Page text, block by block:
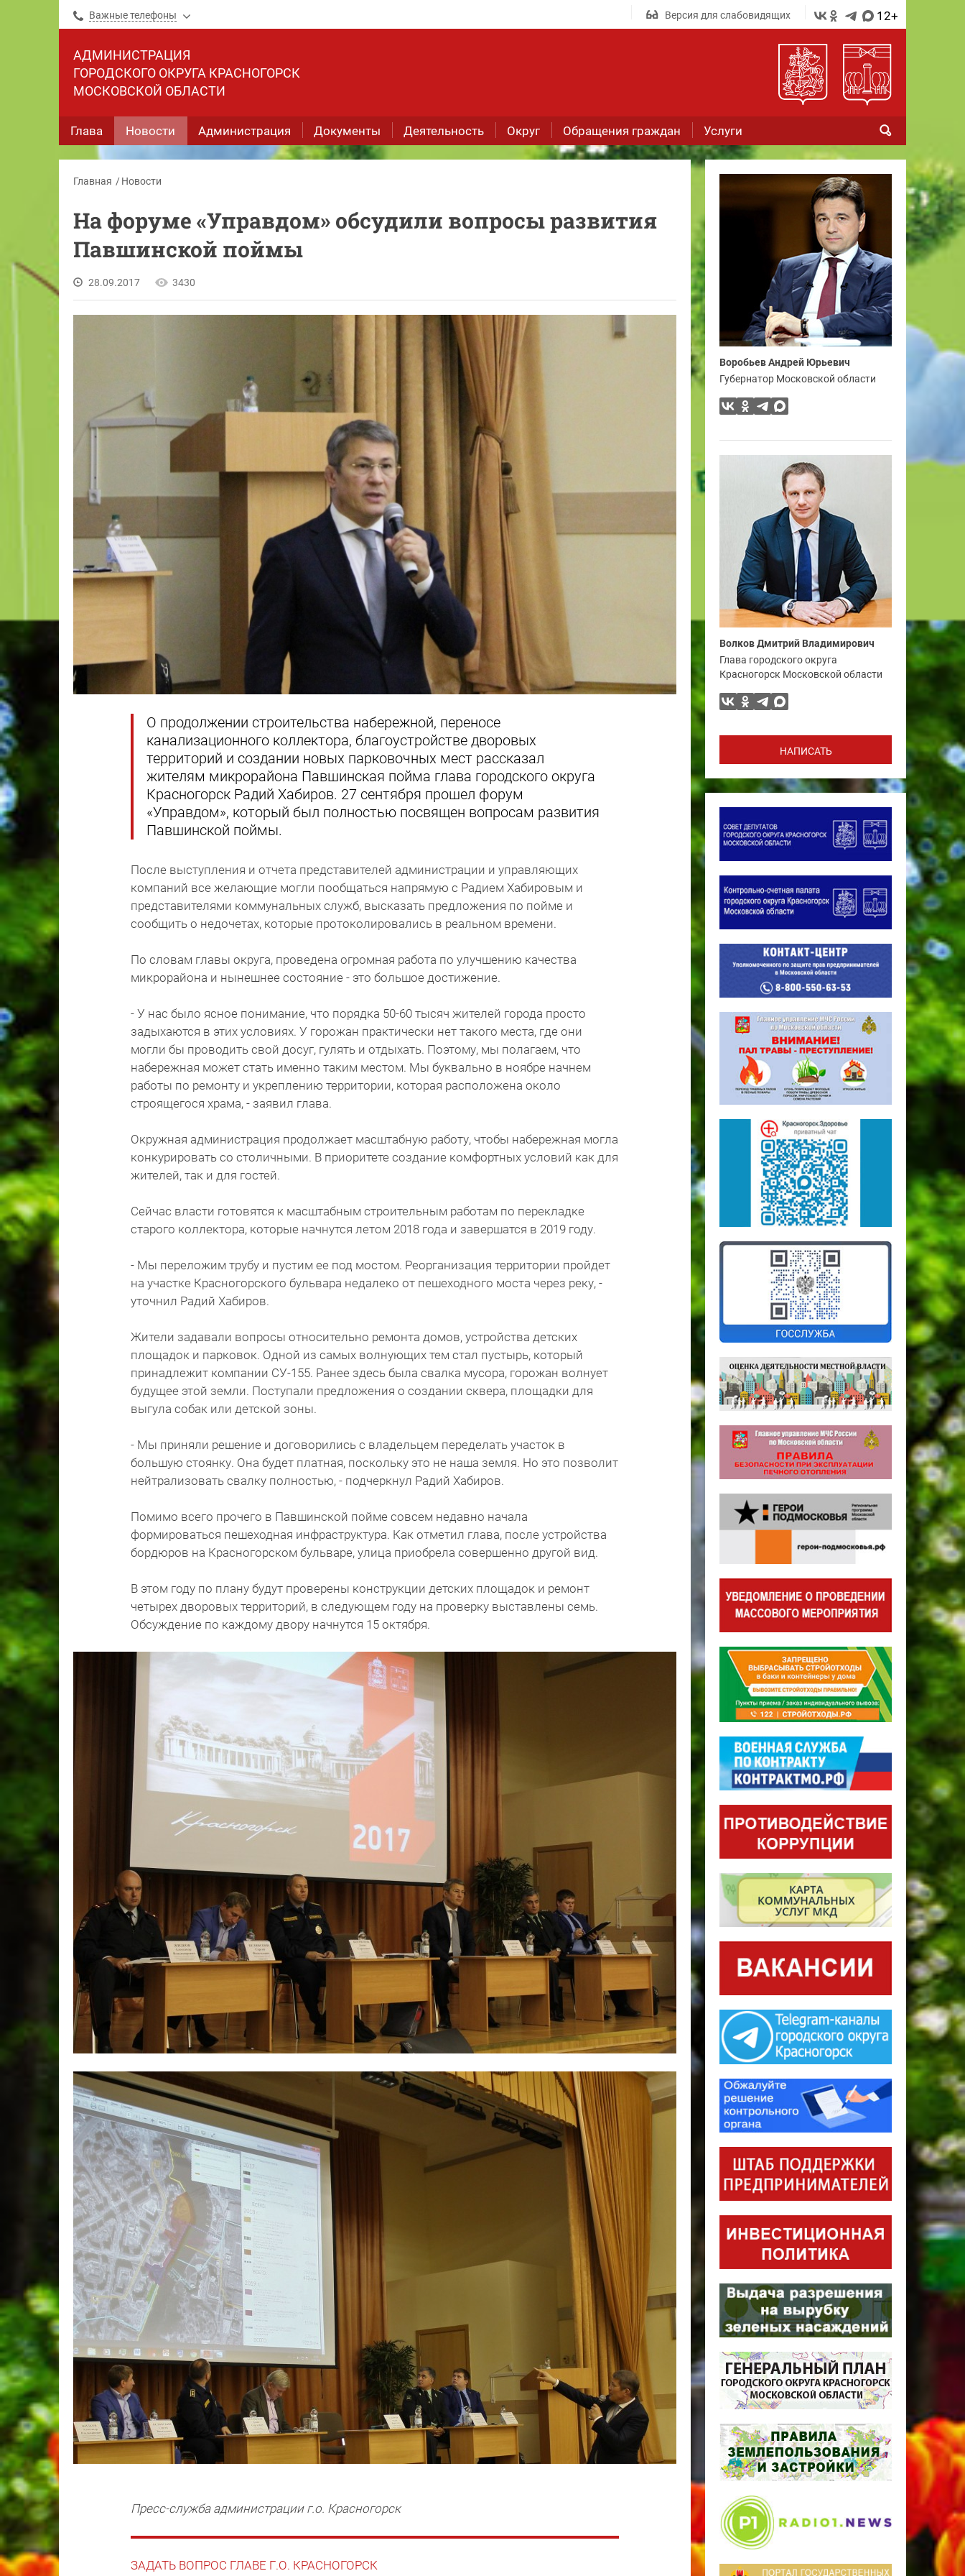
Важные телефоны Версия для слабовидящих 12+
АДМИНИСТРАЦИЯ
ГОРОДСКОГО ОКРУГА КРАСНОГОРСК
МОСКОВСКОЙ ОБЛАСТИ
Глава Новости Администрация Документы Деятельность Округ Обращения граждан Услуги
Главная Новости
На форуме «Управдом» обсудили вопросы развития
Павшинской поймы
28.09.2017 3430
О продолжении строительства набережной, переносе
канализационного коллектора, благоустройстве дворовых
территорий и создании новых парковочных мест рассказал
жителям микрорайона Павшинская пойма глава городского округа
Красногорск Радий Хабиров. 27 сентября прошел форум
«Управдом», который был полностью посвящен вопросам развития
Павшинской поймы.
После выступления и отчета представителей администрации и управляющих
компаний все желающие могли пообщаться напрямую с Радием Хабировым и
представителями коммунальных служб, высказать предложения по пойме и
сообщить о недочетах, которые протоколировались в реальном времени.
По словам главы округа, проведена огромная работа по улучшению качества
микрорайона и нынешнее состояние - это большое достижение.
- У нас было ясное понимание, что порядка 50-60 тысяч жителей города просто
задыхаются в этих условиях. У горожан практически нет такого места, где они
могли бы проводить свой досуг, гулять и отдыхать. Поэтому, мы полагаем, что
набережная может стать именно таким местом. Мы буквально в ноябре начнем
работы по ремонту и укреплению территории, которая расположена около
строящегося храма, - заявил глава.
Окружная администрация продолжает масштабную работу, чтобы набережная могла
конкурировать со столичными. В приоритете создание комфортных условий как для
жителей, так и для гостей.
Сейчас власти готовятся к масштабным строительным работам по перекладке
старого коллектора, которые начнутся летом 2018 года и завершатся в 2019 году.
- Мы переложим трубу и пустим ее под мостом. Реорганизация территории пройдет
на участке Красногорского бульвара недалеко от пешеходного моста через реку, -
уточнил Радий Хабиров.
Жители задавали вопросы относительно ремонта домов, устройства детских
площадок и парковок. Одной из самых волнующих тем стал пустырь, который
принадлежит компании СУ-155. Ранее здесь была свалка мусора, горожан волнует
будущее этой земли. Поступали предложения о создании сквера, площадки для
выгула собак или детской зоны.
- Мы приняли решение и договорились с владельцем переделать участок в
большую стоянку. Она будет платная, поскольку это не наша земля. Но это позволит
нейтрализовать свалку полностью, - подчеркнул Радий Хабиров.
Помимо всего прочего в Павшинской пойме совсем недавно начала
формироваться пешеходная инфраструктура. Как отметил глава, после устройства
бордюров на Красногорском бульваре, улица приобрела совершенно другой вид.
В этом году по плану будут проверены конструкции детских площадок и ремонт
четырех дворовых территорий, в следующем году на проверку выставлены семь.
Обсуждение по каждому двору начнутся 15 октября.
Пресс-служба администрации г.о. Красногорск
ЗАДАТЬ ВОПРОС ГЛАВЕ Г.О. КРАСНОГОРСК
Воробьев Андрей Юрьевич
Губернатор Московской области
Волков Дмитрий Владимирович
Глава городского округа
Красногорск Московской области
НАПИСАТЬ